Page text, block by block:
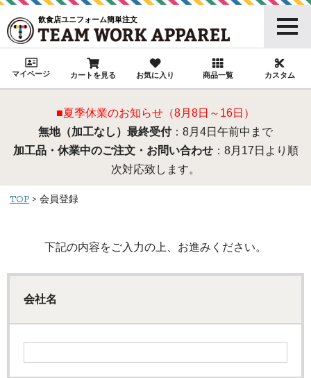
飲食店ユニフォーム簡単注文
マイページ カートを見る お気に入り 商品一覧 カスタム
■夏季休業のお知らせ（8月8日～16日）
無地（加工なし）最終受付：8月4日午前中まで
加工品・休業中のご注文・お問い合わせ：8月17日より順
次対応致します。
TOP 会員登録
下記の内容をご入力の上、お進みください。
会社名